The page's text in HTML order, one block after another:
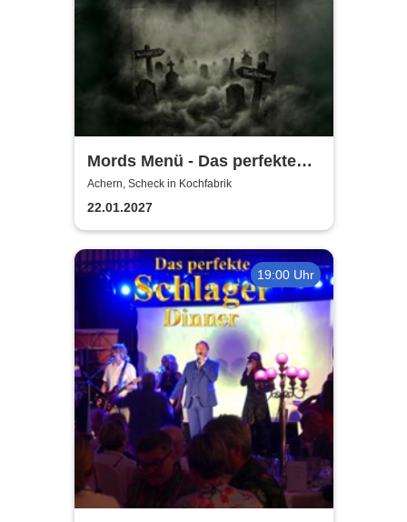
Mords Menü - Das perfekte
Krimi Dinner
Achern, Scheck in Kochfabrik
22.01.2027
19:00 Uhr